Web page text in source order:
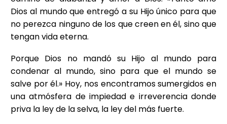
Dios al mundo que entregó a su Hijo único para que
no perezca ninguno de los que creen en él, sino que
tengan vida eterna.
Porque Dios no mandó su Hijo al mundo para
condenar al mundo, sino para que el mundo se
salve por él.» Hoy, nos encontramos sumergidos en
una atmósfera de impiedad e irreverencia donde
priva la ley de la selva, la ley del más fuerte.